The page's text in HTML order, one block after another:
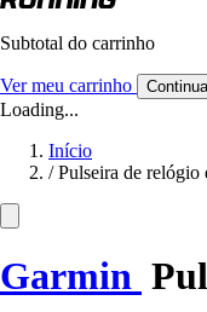
Subtotal do carrinho
Ver meu carrinho
Loading...
Início
/ Pulseira de
Garmin